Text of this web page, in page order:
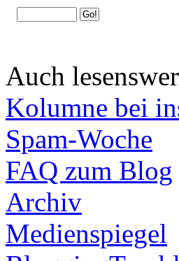
Auch
Kolumne bei
Spam-Woche
FAQ zum Blog
Archiv
Medienspiegel